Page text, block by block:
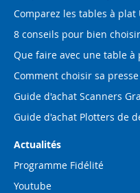
Comparez les tables à plat
8 conseils pour bien
Que faire avec une table à
Comment choisir sa presse
Guide d'achat Scanners
Guide d'achat Plotters de
Actualités
Programme Fidélité
Youtube